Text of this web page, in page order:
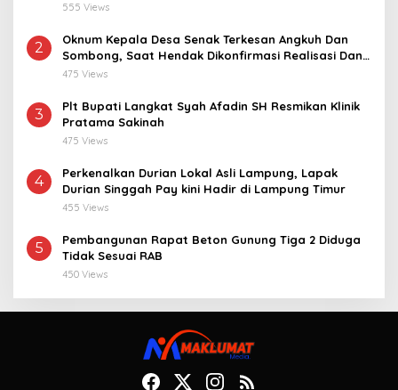
555 Views
2
Oknum Kepala Desa Senak Terkesan Angkuh Dan
Sombong, Saat Hendak Dikonfirmasi Realisasi Dana
Desa 2021-2024
475 Views
3
Plt Bupati Langkat Syah Afadin SH Resmikan Klinik
Pratama Sakinah
475 Views
4
Perkenalkan Durian Lokal Asli Lampung, Lapak
Durian Singgah Pay kini Hadir di Lampung Timur
455 Views
5
Pembangunan Rapat Beton Gunung Tiga 2 Diduga
Tidak Sesuai RAB
450 Views